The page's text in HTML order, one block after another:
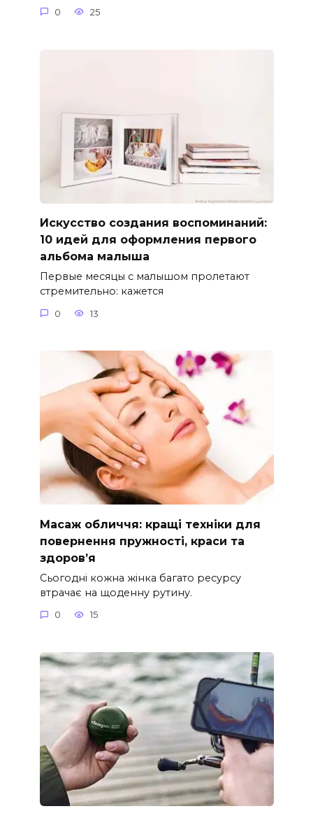
0 25
Искусство создания воспоминаний:
10 идей для оформления первого
альбома малыша
Первые месяцы с малышом пролетают
стремительно: кажется
0 13
Масаж обличчя: кращі техніки для
повернення пружності, краси та
здоров’я
Сьогодні кожна жінка багато ресурсу
втрачає на щоденну рутину.
0 15